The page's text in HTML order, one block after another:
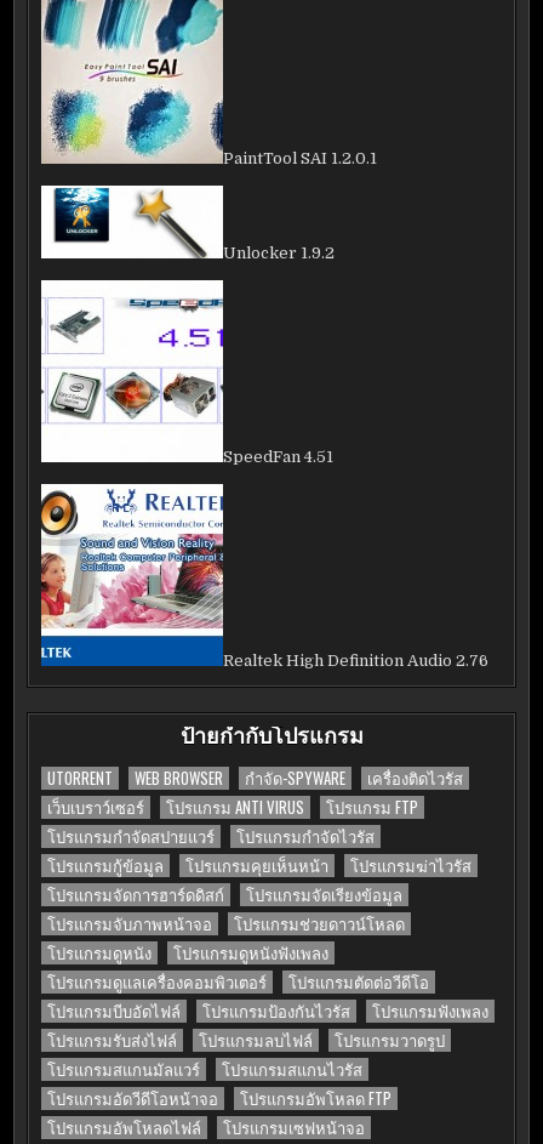
PaintTool SAI 1.2.0.1
Unlocker 1.9.2
SpeedFan 4.51
Realtek High Definition Audio 2.76
ป้ายกำกับโปรแกรม
UTORRENT WEB BROWSER กำจัด-SPYWARE
เครื่องติดไวรัส
เว็บเบราว์เซอร์
โปรแกรม ANTI VIRUS
โปรแกรม FTP
โปรแกรมกำจัดสปายแวร์
โปรแกรมกำจัดไวรัส
โปรแกรมกู้ข้อมูล
โปรแกรมคุยเห็นหน้า
โปรแกรมฆ่าไวรัส
โปรแกรมจัดการฮาร์ดดิสก์
โปรแกรมจัดเรียงข้อมูล
โปรแกรมจับภาพหน้าจอ
โปรแกรมช่วยดาวน์โหลด
โปรแกรมดูหนัง
โปรแกรมดูหนังฟังเพลง
โปรแกรมดูแลเครื่องคอมพิวเตอร์
โปรแกรมตัดต่อวีดีโอ
โปรแกรมบีบอัดไฟล์
โปรแกรมป้องกันไวรัส
โปรแกรมฟังเพลง
โปรแกรมรับส่งไฟล์
โปรแกรมลบไฟล์
โปรแกรมวาดรูป
โปรแกรมสแกนมัลแวร์
โปรแกรมสแกนไวรัส
โปรแกรมอัดวีดีโอหน้าจอ
โปรแกรมอัพโหลด FTP
โปรแกรมอัพโหลดไฟล์
โปรแกรมเซฟหน้าจอ